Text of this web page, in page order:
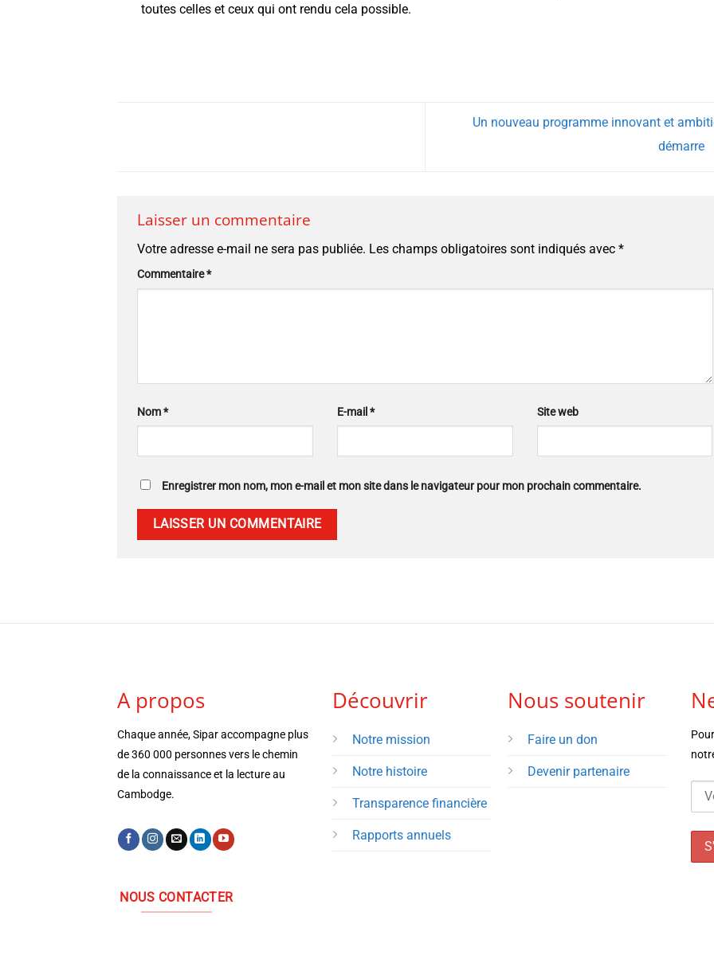
toutes celles et ceux qui ont rendu cela possible.
Un nouveau programme innovant et
démarre
Laisser un commentaire
Votre adresse e-mail ne sera pas publiée. Les champs obligatoires sont indiqués avec *
Commentaire*
Nom* E-mail * Site web
Enregistrer mon nom, mon e-mail et mon site dans le navigateur pour mon prochain commentaire.
A propos
Chaque année, Sipar accompagne plus
de 360 000 personnes vers le chemin
de la connaissance et la lecture au
Cambodge.
NOUS CONTACTER
Découvrir
Notre mission
Notre histoire
Transparence financière
Rapports annuels
Nous soutenir
Faire un don
Devenir partenaire